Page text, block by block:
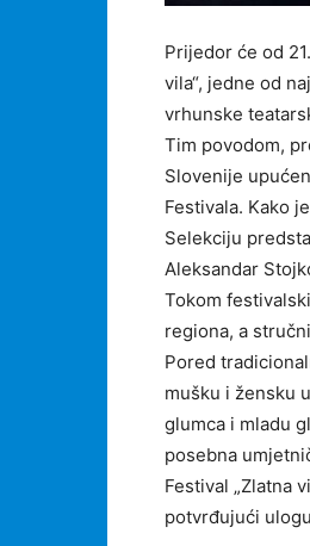
Prijedor će od
vila“, jedne od
vrhunske
Tim povodom,
Slovenije
Festivala. Kako
Selekciju
Aleksandar
Tokom
regiona, a
Pored
mušku i žensku
glumca i mladu
posebna
Festival „Zlatna
potvrđujući